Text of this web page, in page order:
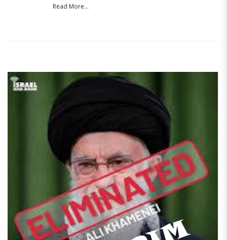
Read More...